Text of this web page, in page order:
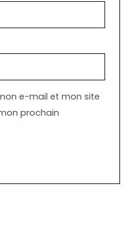
e-mail et mon site
prochain